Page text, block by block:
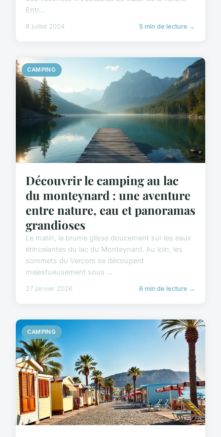
Entr...
8 juillet 2024 5 min de lecture →
CAMPING
Découvrir le camping au lac
du monteynard : une aventure
entre nature, eau et panoramas
grandioses
Le matin, la brume glisse doucement sur les eaux
étincelantes du lac du Monteynard. Au loin, les
sommets du Vercors se découpent
majestueusement sous ...
27 janvier 2026 6 min de lecture →
CAMPING